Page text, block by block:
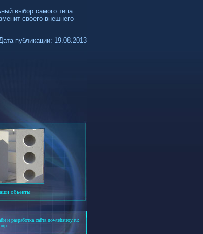
выбор самого типа
своего внешнего
публикации: 19.08.2013
обьекты
и разработка сайта nowtehstroy.ru: